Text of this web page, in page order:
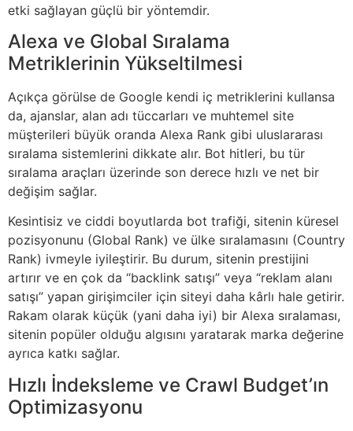
etki sağlayan güçlü bir yöntemdir.
Alexa ve Global Sıralama
Metriklerinin Yükseltilmesi
Açıkça görülse de Google kendi iç metriklerini kullansa
da, ajanslar, alan adı tüccarları ve muhtemel site
müşterileri büyük oranda Alexa Rank gibi uluslararası
sıralama sistemlerini dikkate alır. Bot hitleri, bu tür
sıralama araçları üzerinde son derece hızlı ve net bir
değişim sağlar.
Kesintisiz ve ciddi boyutlarda bot trafiği, sitenin küresel
pozisyonunu (Global Rank) ve ülke sıralamasını (Country
Rank) ivmeyle iyileştirir. Bu durum, sitenin prestijini
artırır ve en çok da “backlink satışı” veya “reklam alanı
satışı” yapan girişimciler için siteyi daha kârlı hale getirir.
Rakam olarak küçük (yani daha iyi) bir Alexa sıralaması,
sitenin popüler olduğu algısını yaratarak marka değerine
ayrıca katkı sağlar.
Hızlı İndeksleme ve Crawl Budget’ın
Optimizasyonu